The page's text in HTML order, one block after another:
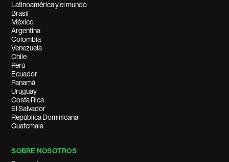
Latinoamérica y el mundo
Brasil
México
Argentina
Colombia
Venezuela
Chile
Perú
Ecuador
Panamá
Uruguay
Costa Rica
El Salvador
República Dominicana
Guatemala
SOBRE NOSOTROS